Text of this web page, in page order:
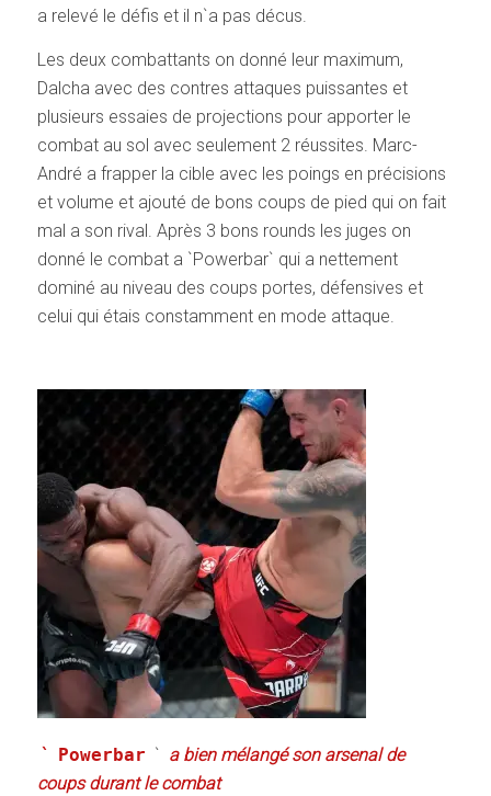
a relevé le défis et il n`a pas décus.
Les deux combattants on donné leur maximum,
Dalcha avec des contres attaques puissantes et
plusieurs essaies de projections pour apporter le
combat au sol avec seulement 2 réussites. Marc-
André a frapper la cible avec les poings en précisions
et volume et ajouté de bons coups de pied qui on fait
mal a son rival. Après 3 bons rounds les juges on
donné le combat a `Powerbar` qui a nettement
dominé au niveau des coups portes, défensives et
celui qui étais constamment en mode attaque.
` Powerbar ` a bien mélangé son arsenal de
coups durant le combat